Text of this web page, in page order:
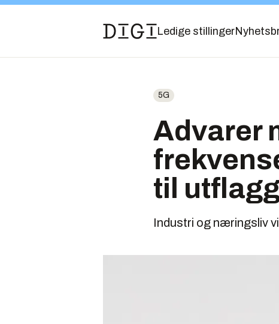
Ledige stillinger
5G
Advarer
til
Industri og næringsliv